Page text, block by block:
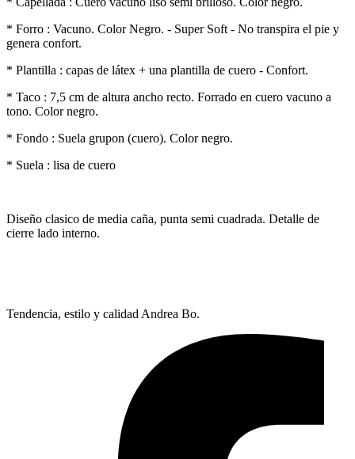
* Forro : Vacuno. Color Negro. - Super Soft - No transpira el pie y
genera confort.
* Plantilla : capas de látex + una plantilla de cuero - Confort.
* Taco : 7,5 cm de altura ancho recto. Forrado en cuero vacuno a
tono. Color negro.
* Fondo : Suela grupon (cuero). Color negro.
* Suela : lisa de cuero
Diseño clasico de media caña, punta semi cuadrada. Detalle de
cierre lado interno.
Tendencia, estilo y calidad Andrea Bo.